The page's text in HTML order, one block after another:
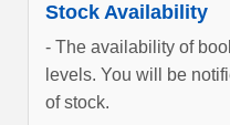
Stock Availability
- The availability of
levels. You will be
of stock.